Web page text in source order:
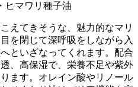
ヒマワリ種子油
えてきそうな、魅力的なマリ
を閉じて深呼吸をしながら入
といざなってくれます。配合
、高保湿で、栄養不足や紫外
ます。オレイン酸やリノール